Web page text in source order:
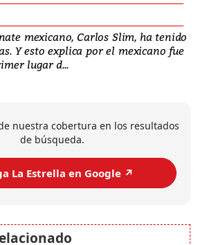
mexicano, Carlos Slim, ha tenido
Y esto explica por el mexicano fue
lugar d...
nuestra cobertura en los resultados
de búsqueda.
La Estrella en Google ↗️